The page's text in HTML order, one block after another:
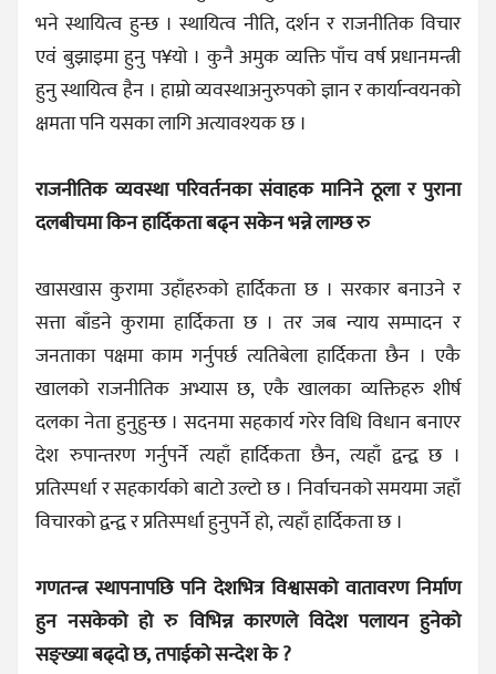
भने स्थायित्व हुन्छ । स्थायित्व नीति, दर्शन र राजनीतिक विचार
एवं बुझाइमा हुनु प¥यो । कुनै अमुक व्यक्ति पाँच वर्ष प्रधानमन्त्री
हुनु स्थायित्व हैन । हाम्रो व्यवस्थाअनुरुपको ज्ञान र कार्यान्वयनको
क्षमता पनि यसका लागि अत्यावश्यक छ ।
राजनीतिक व्यवस्था परिवर्तनका संवाहक मानिने ठूला र पुराना
दलबीचमा किन हार्दिकता बढ्न सकेन भन्ने लाग्छ रु
खासखास कुरामा उहाँहरुको हार्दिकता छ । सरकार बनाउने र
सत्ता बाँडने कुरामा हार्दिकता छ । तर जब न्याय सम्पादन र
जनताका पक्षमा काम गर्नुपर्छ त्यतिबेला हार्दिकता छैन । एकै
खालको राजनीतिक अभ्यास छ, एकै खालका व्यक्तिहरु शीर्ष
दलका नेता हुनुहुन्छ । सदनमा सहकार्य गरेर विधि विधान बनाएर
देश रुपान्तरण गर्नुपर्ने त्यहाँ हार्दिकता छैन, त्यहाँ द्वन्द्व छ ।
प्रतिस्पर्धा र सहकार्यको बाटो उल्टो छ । निर्वाचनको समयमा जहाँ
विचारको द्वन्द्व र प्रतिस्पर्धा हुनुपर्ने हो, त्यहाँ हार्दिकता छ ।
गणतन्त्र स्थापनापछि पनि देशभित्र विश्वासको वातावरण निर्माण
हुन नसकेको हो रु विभिन्न कारणले विदेश पलायन हुनेको
सङ्ख्या बढ्दो छ, तपाईको सन्देश के ?